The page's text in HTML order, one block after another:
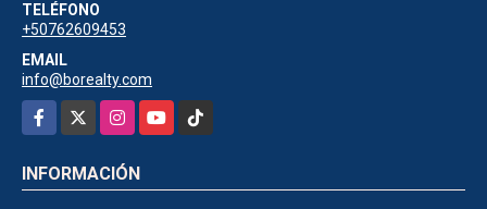
TELÉFONO
+50762609453
EMAIL
info@borealty.com
Facebook
InstagramYouTubeTikTok
INFORMACIÓN